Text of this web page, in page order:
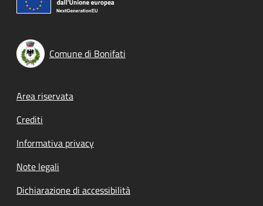
Comune di Bonifati
Footer menu
Area riservata
Crediti
Informativa privacy
Note legali
Dichiarazione di accessibilità